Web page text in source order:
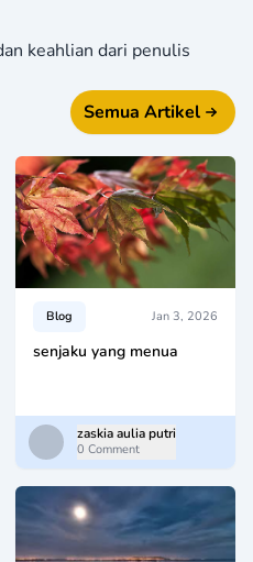
keahlian dari penulis
Semua Artikel
Blog Jan 3, 2026
senjaku yang menua
zaskia aulia putri
0 Comment